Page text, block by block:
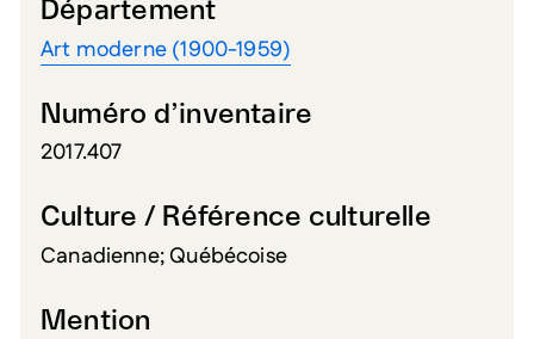
Département
Art moderne (1900-1959)
Numéro d’inventaire
2017.407
Culture / Référence culturelle
Canadienne; Québécoise
Mention